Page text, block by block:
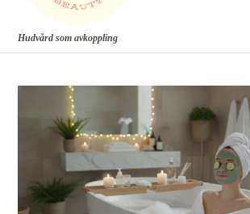
Hudvård som avkoppling